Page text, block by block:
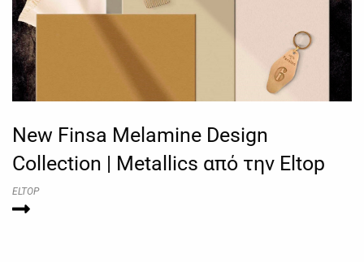
New Finsa Melamine Design
Collection | Metallics από την Eltop
ELTOP